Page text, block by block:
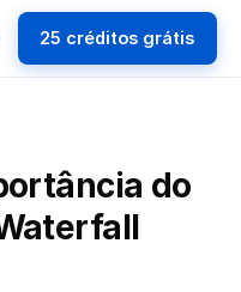
25 créditos grátis
do